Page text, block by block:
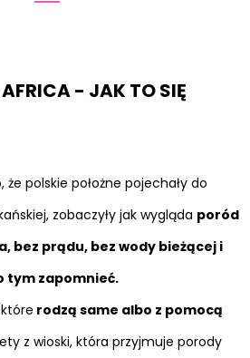
- JAK TO SIĘ
polskie położne pojechały do
zobaczyły jak wygląda poród
bez prądu, bez wody bieżącej i
tym zapomnieć.
rodzą same albo z pomocą
z wioski, która przyjmuje porody